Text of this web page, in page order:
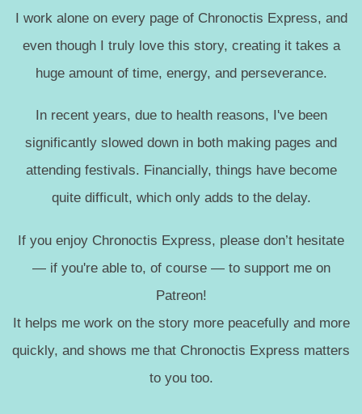
I work alone on every page of Chronoctis Express, and
even though I truly love this story, creating it takes a
huge amount of time, energy, and perseverance.
In recent years, due to health reasons, I've been
significantly slowed down in both making pages and
attending festivals. Financially, things have become
quite difficult, which only adds to the delay.
If you enjoy Chronoctis Express, please don’t hesitate
— if you're able to, of course — to support me on
Patreon!
It helps me work on the story more peacefully and more
quickly, and shows me that Chronoctis Express matters
to you too.